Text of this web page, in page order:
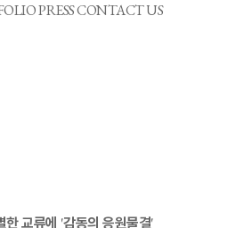
PRESSCONTACT US
한 교류에 '감동의 응원물결'